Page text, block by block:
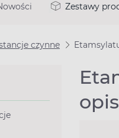
Zestawy
czynne
opis